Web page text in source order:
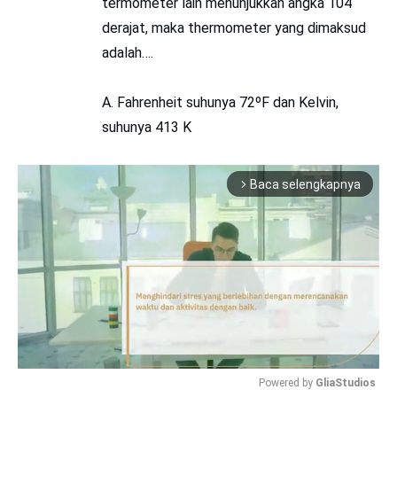
derajat, maka thermometer yang dimaksud
adalah….
A. Fahrenheit suhunya 72ºF dan Kelvin,
suhunya 413 K
arrow_forward_ios Baca selengkapnya
Powered by GliaStudios